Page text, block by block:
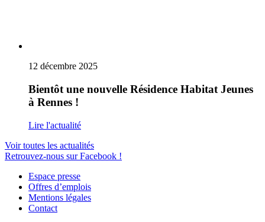
12 décembre 2025
Bientôt une nouvelle Résidence Habitat Jeunes
à Rennes !
Lire l'actualité
Voir toutes les actualités
Retrouvez-nous sur Facebook !
Espace presse
Offres d’emplois
Mentions légales
Contact